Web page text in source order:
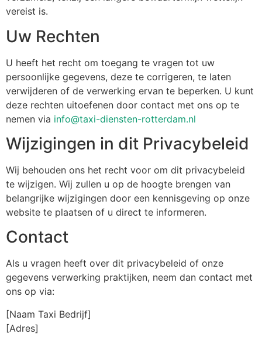
vereist is.
Uw Rechten
U heeft het recht om toegang te vragen tot uw
persoonlijke gegevens, deze te corrigeren, te laten
verwijderen of de verwerking ervan te beperken. U kunt
deze rechten uitoefenen door contact met ons op te
nemen via info@taxi-diensten-rotterdam.nl
Wijzigingen in dit Privacybeleid
Wij behouden ons het recht voor om dit privacybeleid
te wijzigen. Wij zullen u op de hoogte brengen van
belangrijke wijzigingen door een kennisgeving op onze
website te plaatsen of u direct te informeren.
Contact
Als u vragen heeft over dit privacybeleid of onze
gegevens verwerking praktijken, neem dan contact met
ons op via:
[Naam Taxi Bedrijf]
[Adres]